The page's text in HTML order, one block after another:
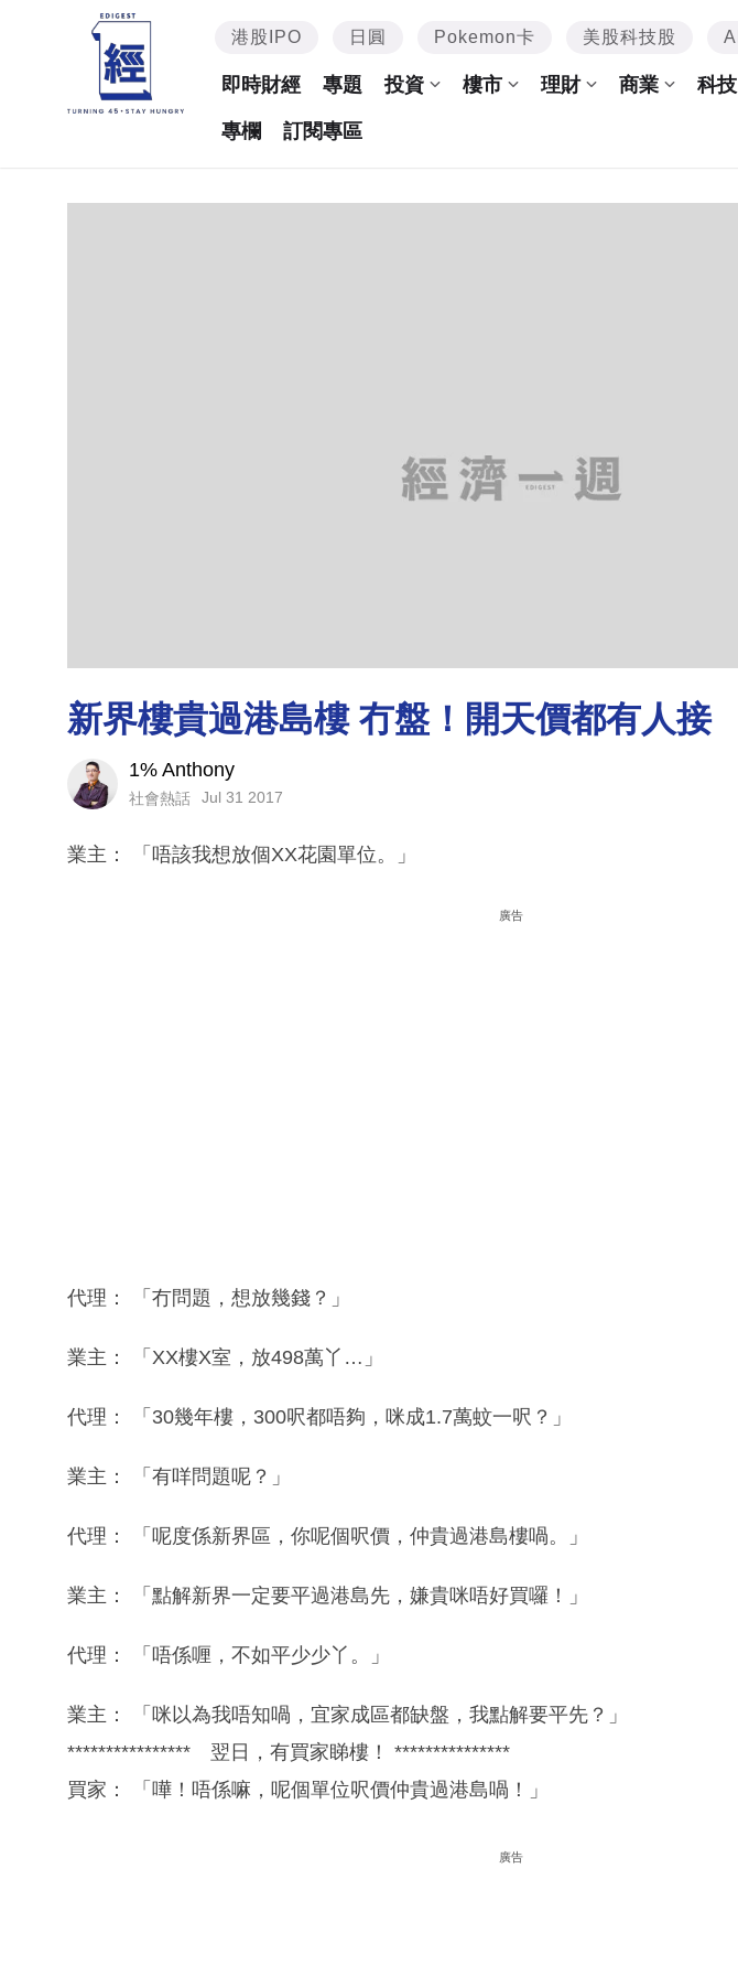
港股IPO 日圓 Pokemon卡 美股科技股 AI
即時財經 專題 投資 樓市 理財 商業 科技
專欄 訂閱專區
新界樓貴過港島樓 冇盤！開天價都有人接
1% Anthony
社會熱話 Jul 31 2017
業主： 「唔該我想放個XX花園單位。」
廣告
代理： 「冇問題，想放幾錢？」
業主： 「XX樓X室，放498萬丫…」
代理： 「30幾年樓，300呎都唔夠，咪成1.7萬蚊一呎？」
業主： 「有咩問題呢？」
代理： 「呢度係新界區，你呢個呎價，仲貴過港島樓喎。」
業主： 「點解新界一定要平過港島先，嫌貴咪唔好買囉！」
代理： 「唔係喱，不如平少少丫。」
業主： 「咪以為我唔知喎，宜家成區都缺盤，我點解要平先？」
**************** 翌日，有買家睇樓！ ***************
買家： 「嘩！唔係嘛，呢個單位呎價仲貴過港島喎！」
廣告